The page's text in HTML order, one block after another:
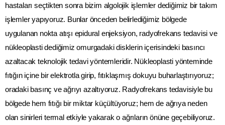
hastaları seçtikten sonra bizim algolojik işlemler dediğimiz bir takım
işlemler yapıyoruz. Bunlar önceden belirlediğimiz bölgede
uygulanan nokta atışı epidural enjeksiyon, radyofrekans tedavisi ve
nükleoplasti dediğimiz omurgadaki disklerin içerisindeki basıncı
azaltacak teknolojik tedavi yöntemleridir. Nükleoplasti yönteminde
fıtığın içine bir elektrotla girip, fıtıklaşmış dokuyu buharlaştırıyoruz;
oradaki basınç ve ağrıyı azaltıyoruz. Radyofrekans tedavisiyle bu
bölgede hem fıtığı bir miktar küçültüyoruz; hem de ağrıya neden
olan sinirleri termal etkiyle yakarak o ağrıların önüne geçebiliyoruz.